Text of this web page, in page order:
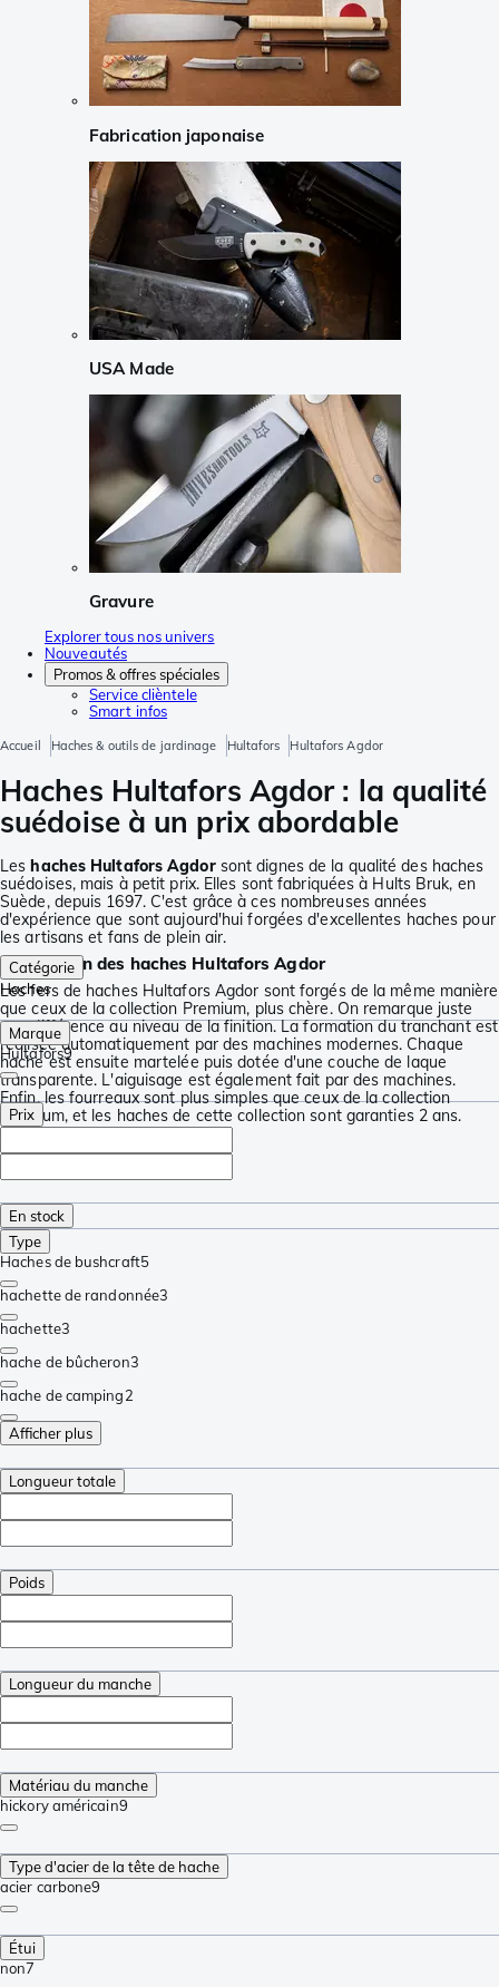
Fabrication japonaise
USA Made
Gravure
Explorer tous nos univers
Nouveautés
Promos & offres spéciales
Service clièntele
Smart infos
Accueil Haches & outils de jardinage Hultafors Hultafors Agdor
Haches Hultafors Agdor : la qualité
suédoise à un prix abordable
Les haches Hultafors Agdorsont dignes de la qualité des haches
suédoises, mais à petit prix. Elles sont fabriquées à Hults Bruk, en
Suède, depuis 1697. C'est grâce à ces nombreuses années
d'expérience que sont aujourd'hui forgées d'excellentes haches pour
les artisans et fans de plein air.
Fabrication des haches Hultafors Agdor
Les fers de haches Hultafors Agdor sont forgés de la même manière
que ceux de la collection Premium, plus chère. On remarque juste
une différence au niveau de la finition. La formation du tranchant est
réalisée automatiquement par des machines modernes. Chaque
hache est ensuite martelée puis dotée d'une couche de laque
transparente. L'aiguisage est également fait par des machines.
Enfin, les fourreaux sont plus simples que ceux de la collection
Premium, et les haches de cette collection sont garanties 2 ans.
Catégorie
Haches
Marque
Hultafors9
Prix
En stock
Type
Haches de bushcraft5
hachette de randonnée3
hachette3
hache de bûcheron3
hache de camping2
Afficher plus
Longueur totale
Poids
Longueur du manche
Matériau du manche
hickory américain9
Type d'acier de la tête de hache
acier carbone9
Étui
non7